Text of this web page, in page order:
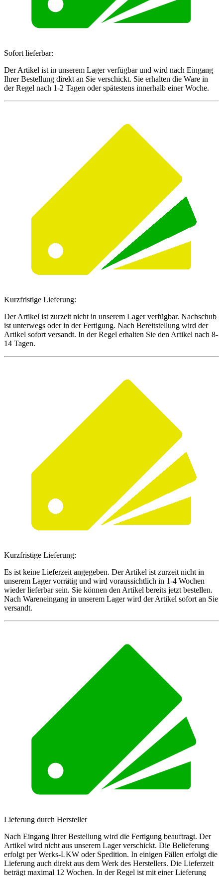
Sofort lieferbar:
Der Artikel ist in unserem Lager verfügbar und wird nach Eingang
Ihrer Bestellung direkt an Sie verschickt. Sie erhalten die Ware in
der Regel nach 1-2 Tagen oder spätestens innerhalb einer Woche.
Kurzfristige Lieferung:
Der Artikel ist zurzeit nicht in unserem Lager verfügbar. Nachschub
ist unterwegs oder in der Fertigung. Nach Bereitstellung wird der
Artikel sofort versandt. In der Regel erhalten Sie den Artikel nach 8-
14 Tagen.
Kurzfristige Lieferung:
Es ist keine Lieferzeit angegeben. Der Artikel ist zurzeit nicht in
unserem Lager vorrätig und wird voraussichtlich in 1-4 Wochen
wieder lieferbar sein. Sie können den Artikel bereits jetzt bestellen.
Nach Wareneingang in unserem Lager wird der Artikel sofort an Sie
versandt.
Lieferung durch Hersteller
Nach Eingang Ihrer Bestellung wird die Fertigung beauftragt. Der
Artikel wird nicht aus unserem Lager verschickt. Die Belieferung
erfolgt per Werks-LKW oder Spedition. In einigen Fällen erfolgt die
Lieferung auch direkt aus dem Werk des Herstellers. Die Lieferzeit
beträgt maximal 12 Wochen. In der Regel ist mit einer Lieferung